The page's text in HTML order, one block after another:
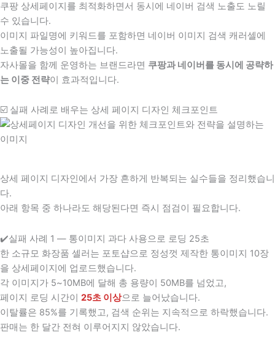
쿠팡 상세페이지를 최적화하면서 동시에 네이버 검색 노출도 노릴
수 있습니다.
이미지 파일명에 키워드를 포함하면 네이버 이미지 검색 캐러셀에
노출될 가능성이 높아집니다.
자사몰을 함께 운영하는 브랜드라면 쿠팡과 네이버를 동시에 공략하
는 이중 전략이 효과적입니다.
☑️ 실패 사례로 배우는 상세 페이지 디자인 체크포인트
상세 페이지 디자인에서 가장 흔하게 반복되는 실수들을 정리했습니
다.
아래 항목 중 하나라도 해당된다면 즉시 점검이 필요합니다.
✔️실패 사례 1 — 통이미지 과다 사용으로 로딩 25초
한 소규모 화장품 셀러는 포토샵으로 정성껏 제작한 통이미지 10장
을 상세페이지에 업로드했습니다.
각 이미지가 5~10MB에 달해 총 용량이 50MB를 넘었고,
페이지 로딩 시간이 25초 이상으로 늘어났습니다.
이탈률은 85%를 기록했고, 검색 순위는 지속적으로 하락했습니다.
판매는 한 달간 전혀 이루어지지 않았습니다.